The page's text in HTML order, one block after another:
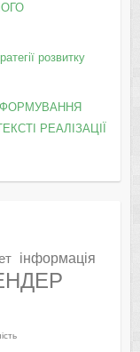
розвитку
РЕАЛІЗАЦІЇ
інформація